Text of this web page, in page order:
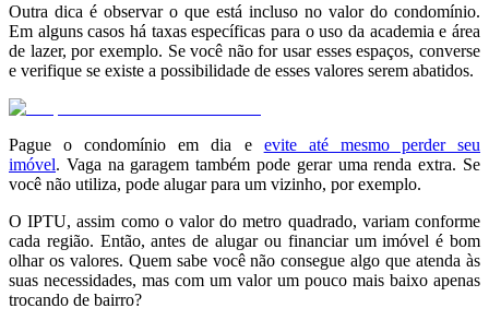
Outra dica é observar o que está incluso no valor do condomínio.
Em alguns casos há taxas específicas para o uso da academia e área
de lazer, por exemplo. Se você não for usar esses espaços, converse
e verifique se existe a possibilidade de esses valores serem abatidos.
Pague o condomínio em dia e evite até mesmo perder seu
imóvel. Vaga na garagem também pode gerar uma renda extra. Se
você não utiliza, pode alugar para um vizinho, por exemplo.
O IPTU, assim como o valor do metro quadrado, variam conforme
cada região. Então, antes de alugar ou financiar um imóvel é bom
olhar os valores. Quem sabe você não consegue algo que atenda às
suas necessidades, mas com um valor um pouco mais baixo apenas
trocando de bairro?